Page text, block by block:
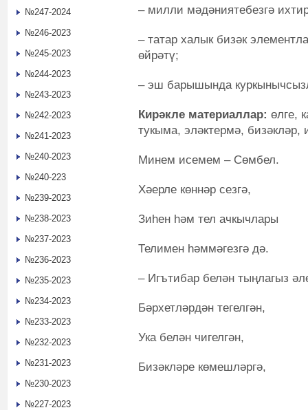
– милли мәдәниятебезгә
– татар халык бизәк
өйрәтү;
– эш барышында
Кирәкле материаллар: өлге,
тукыма, эләктермә, бизәкләр,
Минем исемем – Сөмбел.
Хәерле көннәр сезгә,
Зиһен һәм тел ачкычлары
Телимен һәммәгезгә дә.
– Игътибар белән тыңлагыз
Бәрхетләрдән тегелгән,
Ука белән чигелгән,
Бизәкләре көмешләргә,
№247-2024
№246-2023
№245-2023
№244-2023
№243-2023
№242-2023
№241-2023
№240-2023
№240-223
№239-2023
№238-2023
№237-2023
№236-2023
№235-2023
№234-2023
№233-2023
№232-2023
№231-2023
№230-2023
№227-2023